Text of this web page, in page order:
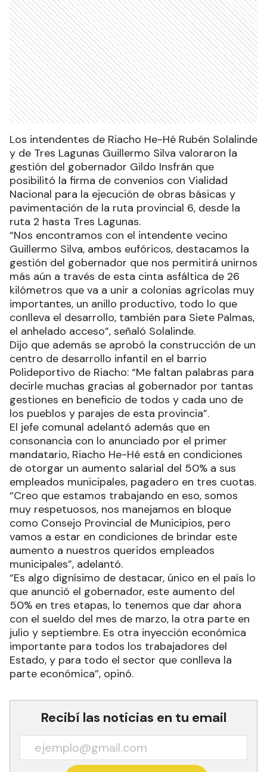
Los intendentes de Riacho He-Hé Rubén Solalinde
y de Tres Lagunas Guillermo Silva valoraron la
gestión del gobernador Gildo Insfrán que
posibilitó la firma de convenios con Vialidad
Nacional para la ejecución de obras básicas y
pavimentación de la ruta provincial 6, desde la
ruta 2 hasta Tres Lagunas.
“Nos encontramos con el intendente vecino
Guillermo Silva, ambos eufóricos, destacamos la
gestión del gobernador que nos permitirá unirnos
más aún a través de esta cinta asfáltica de 26
kilómetros que va a unir a colonias agrícolas muy
importantes, un anillo productivo, todo lo que
conlleva el desarrollo, también para Siete Palmas,
el anhelado acceso”, señaló Solalinde.
Dijo que además se aprobó la construcción de un
centro de desarrollo infantil en el barrio
Polideportivo de Riacho: “Me faltan palabras para
decirle muchas gracias al gobernador por tantas
gestiones en beneficio de todos y cada uno de
los pueblos y parajes de esta provincia”.
El jefe comunal adelantó además que en
consonancia con lo anunciado por el primer
mandatario, Riacho He-Hé está en condiciones
de otorgar un aumento salarial del 50% a sus
empleados municipales, pagadero en tres cuotas.
“Creo que estamos trabajando en eso, somos
muy respetuosos, nos manejamos en bloque
como Consejo Provincial de Municipios, pero
vamos a estar en condiciones de brindar este
aumento a nuestros queridos empleados
municipales”, adelantó.
“Es algo dignísimo de destacar, único en el país lo
que anunció el gobernador, este aumento del
50% en tres etapas, lo tenemos que dar ahora
con el sueldo del mes de marzo, la otra parte en
julio y septiembre. Es otra inyección económica
importante para todos los trabajadores del
Estado, y para todo el sector que conlleva la
parte económica”, opinó.
Recibí las noticias en tu email